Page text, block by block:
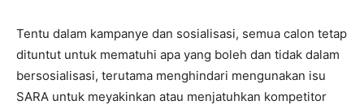
Tentu dalam kampanye dan sosialisasi, semua calon tetap
dituntut untuk mematuhi apa yang boleh dan tidak dalam
bersosialisasi, terutama menghindari mengunakan isu
SARA untuk meyakinkan atau menjatuhkan kompetitor